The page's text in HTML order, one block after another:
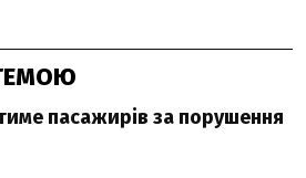
пасажирів за порушення